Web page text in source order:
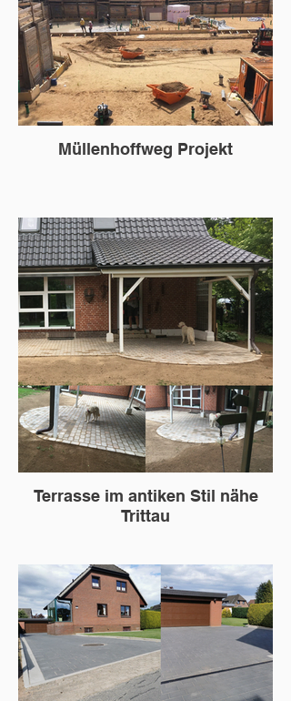
Müllenhoffweg Projekt
Terrasse im antiken Stil nähe
Trittau